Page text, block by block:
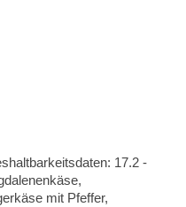
17.2 -
mit Pfeffer,